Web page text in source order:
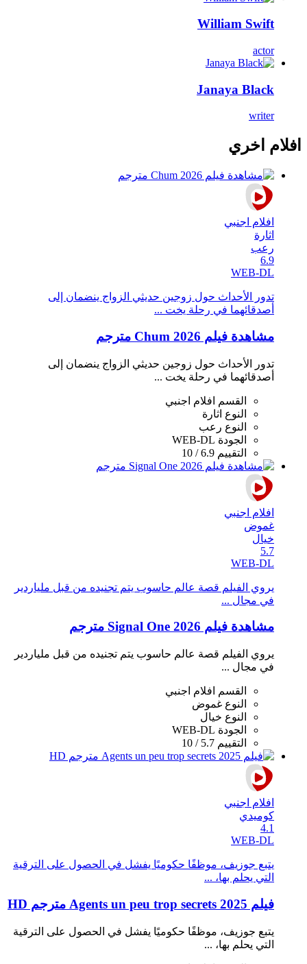
William Swift
actor
Janaya Black
writer
افلام اخري
افلام اجنبي
اثارة
رعب
6.9
WEB-DL
تدور الأحداث حول زوجين حديثي الزواج ينضمان إلى
أصدقائهما في رحلة يخت ...
مشاهدة فيلم Chum 2026 مترجم
تدور الأحداث حول زوجين حديثي الزواج ينضمان إلى
أصدقائهما في رحلة يخت ...
القسم
افلام اجنبي
النوع اثارة
النوع رعب
الجودة WEB-DL
التقييم 6.9 / 10
افلام اجنبي
غموض
خيال
5.7
WEB-DL
يروي الفيلم قصة عالم حاسوب يتم تجنيده من قبل ملياردير
في مجال ...
مشاهدة فيلم Signal One 2026 مترجم
يروي الفيلم قصة عالم حاسوب يتم تجنيده من قبل ملياردير
في مجال ...
القسم
افلام اجنبي
النوع غموض
النوع خيال
الجودة WEB-DL
التقييم 5.7 / 10
افلام اجنبي
كوميدي
4.1
WEB-DL
يتبع جوزيف، موظفًا حكوميًا يفشل في الحصول على الترقية
التي يحلم بها، ...
فيلم Agents un peu trop secrets 2025 مترجم HD
يتبع جوزيف، موظفًا حكوميًا يفشل في الحصول على الترقية
التي يحلم بها، ...